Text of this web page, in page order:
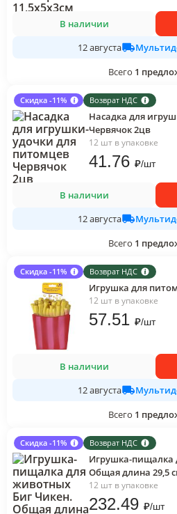
В наличии
12 августа
Всего 1
Скидка -11% Возврат НДС
Насадка для
Червячок 2цв
12 шт в упаковке
41.76 ₽/шт
В наличии
12 августа
Всего 1
Скидка -11% Возврат НДС
Игрушка для
12 шт в упаковке
57.51 ₽/шт
В наличии
12 августа
Всего 1
Скидка -11% Возврат НДС
Игрушка-пищалка
Общая длина 29,5
12 шт в упаковке
232.49 ₽/шт